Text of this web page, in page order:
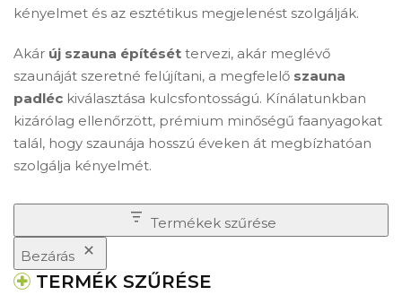
kényelmet és az esztétikus megjelenést szolgálják.
Akár új szauna építését tervezi, akár meglévő
szaunáját szeretné felújítani, a megfelelő szauna
padléc kiválasztása kulcsfontosságú. Kínálatunkban
kizárólag ellenőrzött, prémium minőségű faanyagokat
talál, hogy szaunája hosszú éveken át megbízhatóan
szolgálja kényelmét.
Termékek szűrése
Bezárás
TERMÉK SZŰRÉSE